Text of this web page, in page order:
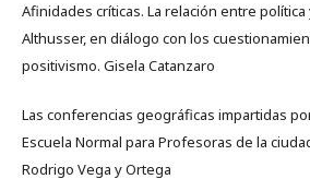
Afinidades críticas. La relación entre
Althusser, en diálogo con los
positivismo. Gisela Catanzaro
Las conferencias geográficas impartidas
Escuela Normal para Profesoras de la
Rodrigo Vega y Ortega